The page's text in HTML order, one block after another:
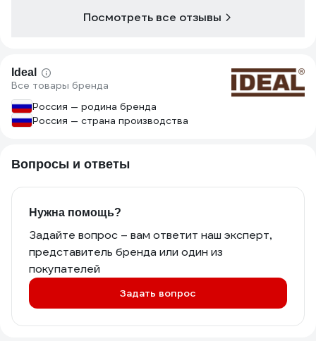
Посмотреть все отзывы
Ideal
Все товары бренда
Россия — родина бренда
Россия — страна производства
Вопросы и ответы
Нужна помощь?
Задайте вопрос – вам ответит наш эксперт,
представитель бренда или один из
покупателей
Задать вопрос